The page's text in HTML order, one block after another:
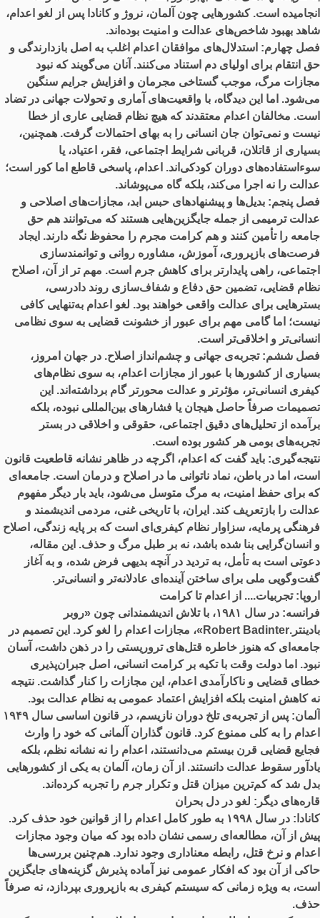
انجامیده است. کشورهایی چون آلمان، نروژ و کانادا پس از لغو اعدام،
شاهد بهبود شاخص‌های عدالت و امنیت بوده‌اند.
فصل چهارم: استدلال‌های موافقان اعدام اغلب به اصل بازدارندگی و
حق انتقام برای اولیای دم استناد می‌کنند. آنان می‌گویند که نبود
مجازات مرگ، موجب گستاخی مجرمان و افزایش جرایم سنگین
می‌شود. اما این دیدگاه، با واقعیت‌های آماری و تحولات جهانی در تضاد
است. مخالفان اعدام معتقدند که هیچ نظام قضایی عاری از خطا
نیست و نمی‌توان جان انسانی را به بهای احتمالات گرفت. همچنین،
بسیاری از قاتلان، قربانی شرایط اجتماعی، فقر، اعتیاد، یا
سوء‌استفاده‌های دوران کودکی‌اند. اعدام، پاسخی قاطع اما کور است؛
عدالت را نه اجرا می‌کند، بلکه گاه می‌پوشاند.
فصل پنجم: بدیل‌ها و پیشنهادهای حبس ابد، مجازات‌های اصلاحی و
عدالت ترمیمی از جمله جایگزین‌هایی هستند که می‌توانند هم حق
جامعه را تأمین کنند و هم کرامت مجرم را محفوظ نگه دارند. ایجاد
فرصت‌های بازپروری، آموزش، مشاوره روانی و توانمندسازی
اجتماعی، راهی پایدارتر برای کاهش جرم است. مهم ‌تر از آن، اصلاح
نظام قضایی، تضمین حق دفاع و شفاف‌سازی روند دادرسی،
بسترهایی برای عدالت واقعی خواهند بود. لغو اعدام به‌تنهایی کافی
نیست؛ اما گامی مهم برای عبور از خشونت قضایی به سوی نظامی
انسانی‌تر و اخلاقی‌تر است.
فصل ششم: تجربه‌ی جهانی و چشم‌انداز اصلاح. در جهان امروز،
بسیاری از کشورها با عبور از مجازات اعدام، به سوی نظام‌های
کیفری انسانی‌تر، مؤثرتر و عدالت ‌محورتر گام برداشته‌اند. این
تصمیمات صرفاً حاصل هیجان یا فشارهای بین‌المللی نبوده، بلکه
برآمده از تحلیل‌های دقیق اجتماعی، حقوقی و اخلاقی در بستر
تجربه‌های بومی هر کشور بوده است.
نتیجه‌گیری: باید گفت که اعدام، اگرچه در ظاهر نشانه قاطعیت قانون
است، اما در باطن، نماد ناتوانی ما در اصلاح و درمان است. جامعه‌ای
که برای حفظ امنیت، به مرگ متوسل می‌شود، باید بار دیگر مفهوم
عدالت را بازتعریف کند. ایران، با تاریخی غنی، مردمی اندیشمند و
فرهنگی پرمایه، سزاوار نظام کیفری‌ای است که بر پایه زندگی، اصلاح
و انسان‌گرایی بنا شده باشد، نه بر طبل مرگ و حذف. این مقاله،
دعوتی است به تأمل، به تردید در آنچه بدیهی فرض شده، و به آغاز
گفت‌وگویی ملی برای ساختن آینده‌ای عادلانه‌تر و انسانی‌تر.
اروپا: تجربیات.... از اعدام تا کرامت
فرانسه: در سال ۱۹۸۱، با تلاش اندیشمندانی چون «روبر
بادینتر.Robert Badinter »، مجازات اعدام را لغو کرد. این تصمیم در
جامعه‌ای که هنوز خاطره قتل‌های تروریستی را در ذهن داشت، آسان
نبود. اما دولت وقت با تکیه بر کرامت انسانی، اصل جبران‌پذیری
خطای قضایی و ناکارآمدی اعدام، این مجازات را کنار گذاشت. نتیجه
نه کاهش امنیت بلکه افزایش اعتماد عمومی به نظام عدالت بود.
آلمان: پس از تجربه‌ی تلخ دوران نازیسم، در قانون اساسی سال ۱۹۴۹
اعدام را به کلی ممنوع کرد. قانون‌ گذاران آلمانی که خود را وارث
فجایع قضایی قرن بیستم می‌دانستند، اعدام را نه نشانه نظم، بلکه
یادآور سقوط عدالت دانستند. از آن زمان، آلمان به یکی از کشورهایی
بدل شد که کم‌ترین میزان قتل و تکرار جرم را تجربه کرده‌اند.
قاره‌های دیگر: لغو در دل بحران
کانادا: در سال ۱۹۹۸ به ‌طور کامل اعدام را از قوانین خود حذف کرد.
پیش از آن، مطالعه‌ای رسمی نشان داده بود که میان وجود مجازات
اعدام و نرخ قتل، رابطه معناداری وجود ندارد. هم‌چنین بررسی‌ها
حاکی از آن بود که افکار عمومی نیز آماده پذیرش گزینه‌های جایگزین
است، به ‌ویژه زمانی که سیستم کیفری به بازپروری بپردازد، نه صرفاً
حذف.